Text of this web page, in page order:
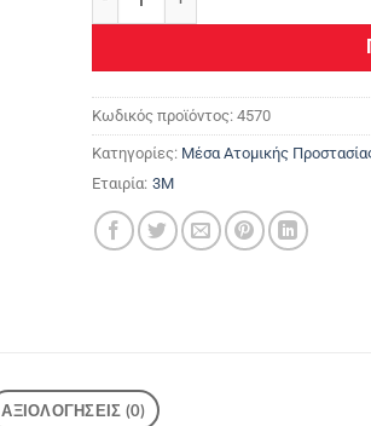
Κωδικός προϊόντος: 4570
Κατηγορίες: Μέσα Ατομικής
Εταιρία: 3M
ΑΞΙΟΛΟΓΉΣΕΙΣ (0)